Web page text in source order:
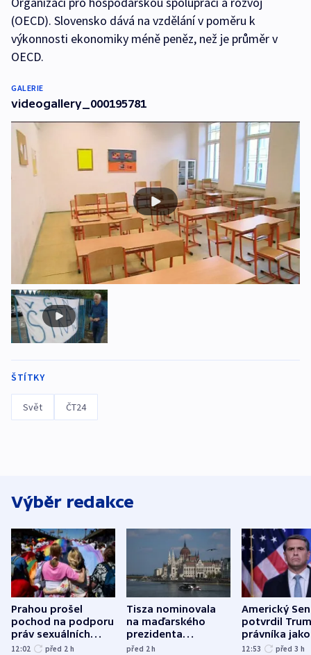
(OECD). Slovensko dává na vzdělání v poměru k
výkonnosti ekonomiky méně peněz, než je průměr v
OECD.
GALERIE
videogallery_000195781
ŠTÍTKY
Svět ČT24
Výběr redakce
Prahou prošel
pochod na podporu
práv sexuálních
menšin
12:02 před 2 h
Tisza nominovala
na maďarského
prezidenta
bývalého šéfa
před 2h
Americký
potvrdil
právníka jako
ministra
12:53 před 3 h